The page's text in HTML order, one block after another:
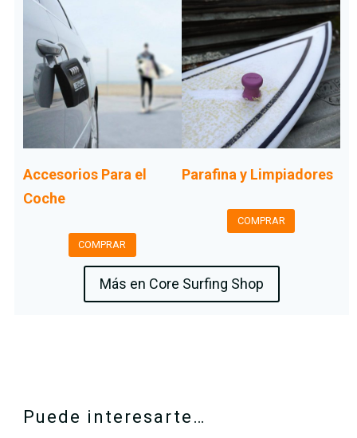
Accesorios Para el
Coche
COMPRAR
Parafina y Limpiadores
COMPRAR
Más en Core Surfing Shop
Puede interesarte…